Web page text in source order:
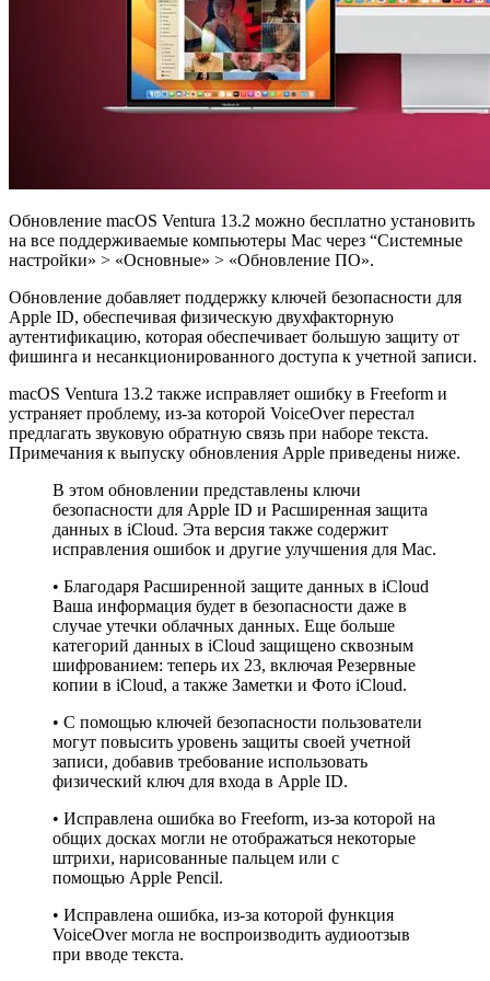
Обновление macOS Ventura 13.2 можно бесплатно установить
на все поддерживаемые компьютеры Mac через “Системные
настройки» > «Основные» > «Обновление ПО».
Обновление добавляет поддержку ключей безопасности для
Apple ID, обеспечивая физическую двухфакторную
аутентификацию, которая обеспечивает большую защиту от
фишинга и несанкционированного доступа к учетной записи.
macOS Ventura 13.2 также исправляет ошибку в Freeform и
устраняет проблему, из-за которой VoiceOver перестал
предлагать звуковую обратную связь при наборе текста.
Примечания к выпуску обновления Apple приведены ниже.
В этом обновлении представлены ключи
безопасности для Apple ID и Расширенная защита
данных в iCloud. Эта версия также содержит
исправления ошибок и другие улучшения для Мас.
• Благодаря Расширенной защите данных в iCloud
Ваша информация будет в безопасности даже в
случае утечки облачных данных. Еще больше
категорий данных в iCloud защищено сквозным
шифрованием: теперь их 23, включая Резервные
копии в iCloud, а также Заметки и Фото iCloud.
• С помощью ключей безопасности пользователи
могут повысить уровень защиты своей учетной
записи, добавив требование использовать
физический ключ для входа в Apple ID.
• Исправлена ошибка во Freeform, из-за которой на
общих досках могли не отображаться некоторые
штрихи, нарисованные пальцем или с
помощью Apple Pencil.
• Исправлена ошибка, из-за которой функция
VoiceOver могла не воспроизводить аудиоотзыв
при вводе текста.